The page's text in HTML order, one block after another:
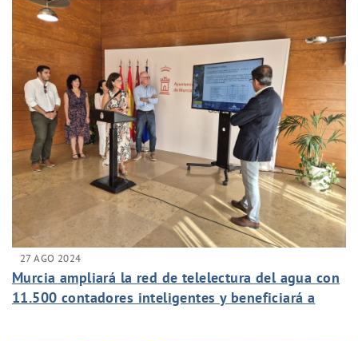
27 AGO 2024
Murcia ampliará la red de telelectura del agua con
11.500 contadores inteligentes y beneficiará a